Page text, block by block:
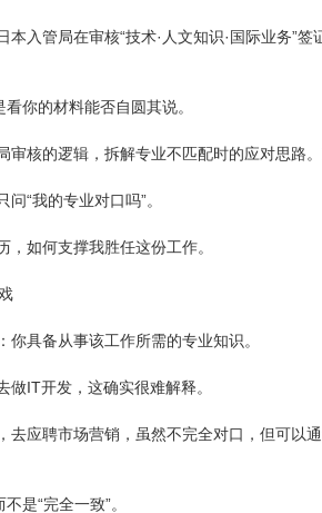
本入管局在审核“技术·人文知识·国际业务”
你的材料能否自圆其说。
审核的逻辑，拆解专业不匹配时的应对思路
“我的专业对口吗”。
如何支撑我胜任这份工作。
你具备从事该工作所需的专业知识。
做IT开发，这确实很难解释。
去应聘市场营销，虽然不完全对口，但可以
是“完全一致”。